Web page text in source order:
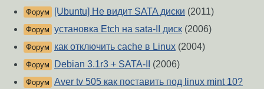
Форум [Ubuntu] Не видит SATA диски (2011)
Форум установка Etch на sata-II диск (2006)
Форум как отключить cache в Linux (2004)
Форум Debian 3.1r3 + SATA-II (2006)
Форум Aver tv 505 как поставить под linux mint 10?